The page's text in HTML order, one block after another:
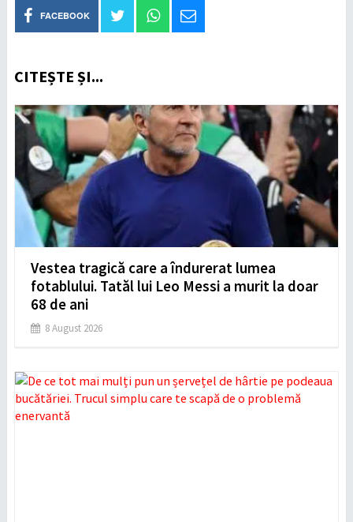
FACEBOOK
CITEȘTE ȘI...
Vestea tragică care a îndurerat lumea
fotablului. Tatăl lui Leo Messi a murit la doar
68 de ani
8 August 2026